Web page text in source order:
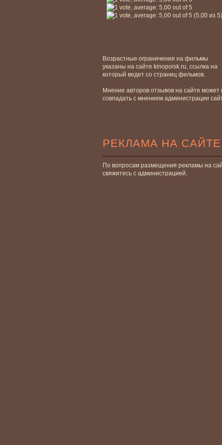
(5,00 из 5)
Возрастные ограничения на фильмы
указаны на сайте kinopoisk.ru, ссылка на
который ведет со страниц фильмов.
Мнение авторов отзывов на сайте может
совпадать с мнением администрации
РЕКЛАМА НА САЙТЕ
По вопросам размещения рекламы на
свяжитесь с администрацией.